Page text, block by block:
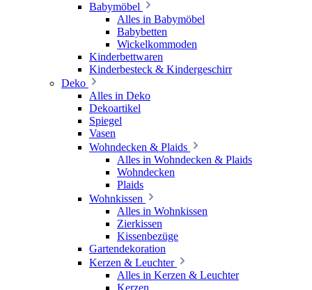
Babymöbel
Alles in Babymöbel
Babybetten
Wickelkommoden
Kinderbettwaren
Kinderbesteck & Kindergeschirr
Deko
Alles in Deko
Dekoartikel
Spiegel
Vasen
Wohndecken & Plaids
Alles in Wohndecken & Plaids
Wohndecken
Plaids
Wohnkissen
Alles in Wohnkissen
Zierkissen
Kissenbezüge
Gartendekoration
Kerzen & Leuchter
Alles in Kerzen & Leuchter
Kerzen